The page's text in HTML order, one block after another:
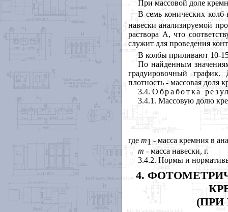
При массовой доле
В семь конических колб
навески анализируемой
раствора А, что
служит для проведения
В колбы приливают 10-
По найденным
градуировочный график.
плотность - массовая доля
3.4.Обработка
3.4.1. Массовую долю
где m1- масса кремния в
m - масса навески, г.
3.4.2. Нормы и
4.
(ПРИ